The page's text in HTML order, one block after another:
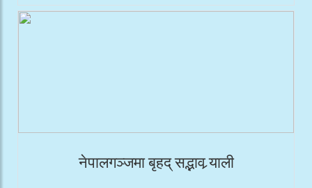
नेपालगञ्जमा बृहद् सद्भाव र्‍याली